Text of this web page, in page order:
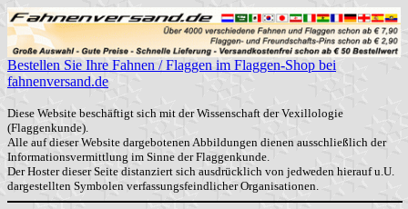
Bestellen Sie Ihre Fahnen / Flaggen im Flaggen-Shop bei
fahnenversand.de
Diese Website beschäftigt sich mit der Wissenschaft der Vexillologie
(Flaggenkunde).
Alle auf dieser Website dargebotenen Abbildungen dienen ausschließlich der
Informationsvermittlung im Sinne der Flaggenkunde.
Der Hoster dieser Seite distanziert sich ausdrücklich von jedweden hierauf u.U.
dargestellten Symbolen verfassungsfeindlicher Organisationen.